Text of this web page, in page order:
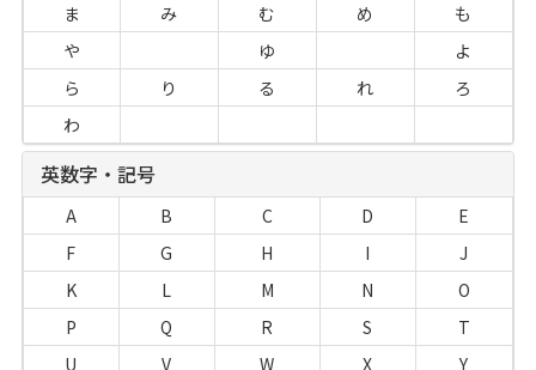
ま
み む め
も
や
ゆ
よ
ら
り る れ
ろ
わ
英数字・記号
A B C D
E
F
G H I
J
K
L M N
O
P
Q R S
T
U
V W X
Y